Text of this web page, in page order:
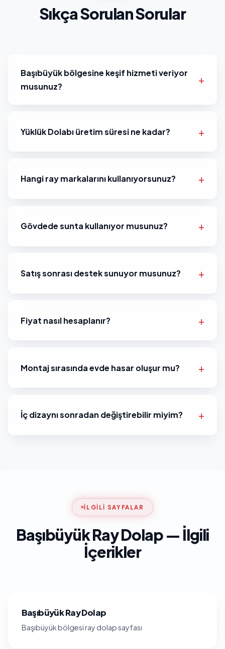
Sıkça Sorulan Sorular
Başıbüyük bölgesine keşif hizmeti veriyor
musunuz?
Yüklük Dolabı üretim süresi ne kadar?
Hangi ray markalarını kullanıyorsunuz?
Gövdede sunta kullanıyor musunuz?
Satış sonrası destek sunuyor musunuz?
Fiyat nasıl hesaplanır?
Montaj sırasında evde hasar oluşur mu?
İç dizaynı sonradan değiştirebilir miyim?
İLGILI SAYFALAR
Başıbüyük Ray Dolap — İlgili
İçerikler
Başıbüyük Ray Dolap
Başıbüyük bölgesi ray dolap sayfası